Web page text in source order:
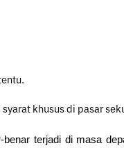
khusus di pasar
terjadi di masa